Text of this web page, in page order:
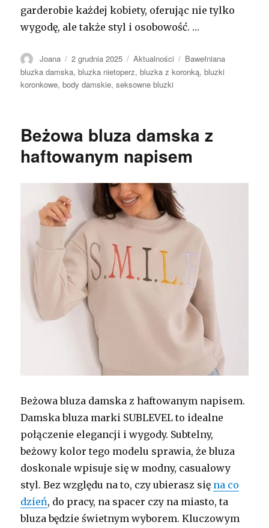
garderobie każdej kobiety, oferując nie tylko
wygodę, ale także styl i osobowość. …
Autor
Joana Opublikowano
2 grudnia 2025 Kategorie
Aktualności Tagi
Bawełniana
bluzka damska,bluzka nietoperz,bluzka z koronką,bluzki
koronkowe,body damskie,seksowne bluzki
Beżowa bluza damska z
haftowanym napisem
Beżowa bluza damska z haftowanym napisem.
Damska bluza marki SUBLEVEL to idealne
połączenie elegancji i wygody. Subtelny,
beżowy kolor tego modelu sprawia, że bluza
doskonale wpisuje się w modny, casualowy
styl. Bez względu na to, czy ubierasz się na co
dzień, do pracy, na spacer czy na miasto, ta
bluza będzie świetnym wyborem. Kluczowym